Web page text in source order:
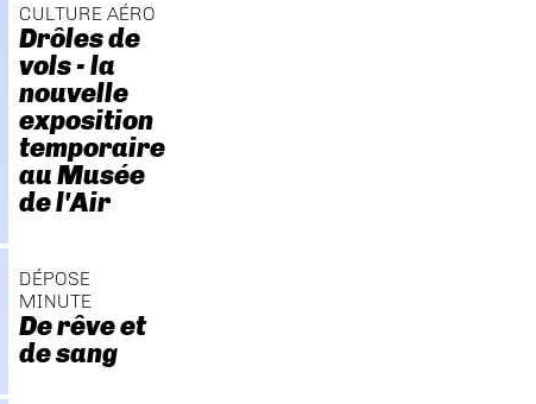
CULTURE AÉRO
Drôles de
vols - la
nouvelle
exposition
temporaire
au Musée
de l'Air
DÉPOSE
MINUTE
De rêve et
de sang